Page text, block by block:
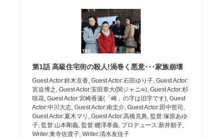
第1話 高級住宅街の殺人!渦巻く悪意･･･家族崩壊
Guest Actor:鈴木京香, Guest Actor:石田ゆり子, Guest Actor:
宮迫博之, Guest Actor:安田章大(関ジャニ∞), Guest Actor:杉
咲花, Guest Actor:宮崎香蓮(「崎」の字は旧字です), Guest
Actor:中川大志, Guest Actor:南圭介, Guest Actor:田中哲司,
Guest Actor:夏木マリ, Guest Actor:高橋克典, 監督:塚原あゆ
子, 監督:山本剛義, 監督:棚澤孝義, プロデュース:新井順子,
Writer:奥寺佐渡子, Writer:清水友佳子